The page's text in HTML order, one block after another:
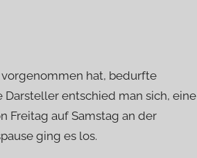
vorgenommen hat, bedurfte
entschied man sich, eine
Freitag auf Samstag an der
ging es los.